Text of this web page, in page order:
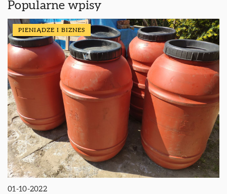
Popularne wpisy
PIENIĄDZE I BIZNES
01-10-2022